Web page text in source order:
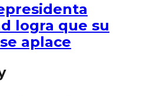
logra que su
aplace